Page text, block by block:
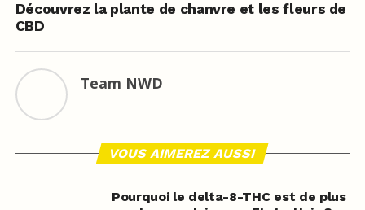
Découvrez la plante de chanvre et les fleurs de
CBD
Team NWD
VOUS AIMEREZ AUSSI
Pourquoi le delta-8-THC est de plus